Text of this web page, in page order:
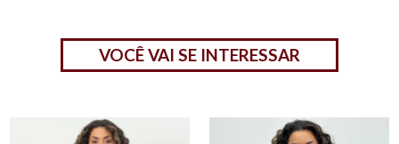
VOCÊ VAI SE INTERESSAR